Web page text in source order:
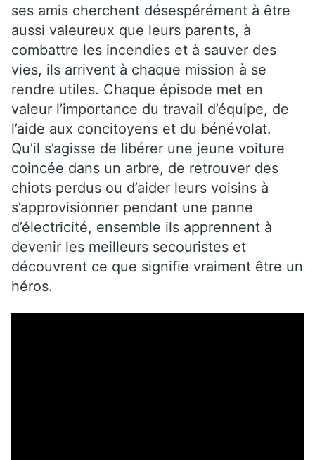
ses amis cherchent désespérément à être
aussi valeureux que leurs parents, à
combattre les incendies et à sauver des
vies, ils arrivent à chaque mission à se
rendre utiles. Chaque épisode met en
valeur l’importance du travail d’équipe, de
l’aide aux concitoyens et du bénévolat.
Qu’il s’agisse de libérer une jeune voiture
coincée dans un arbre, de retrouver des
chiots perdus ou d’aider leurs voisins à
s’approvisionner pendant une panne
d’électricité, ensemble ils apprennent à
devenir les meilleurs secouristes et
découvrent ce que signifie vraiment être un
héros.